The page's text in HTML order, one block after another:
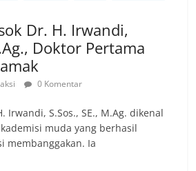
Dr. H. Irwandi,
Doktor Pertama
0 Komentar
Irwandi, S.Sos., SE., M.Ag. dikenal
muda yang berhasil
membanggakan. Ia